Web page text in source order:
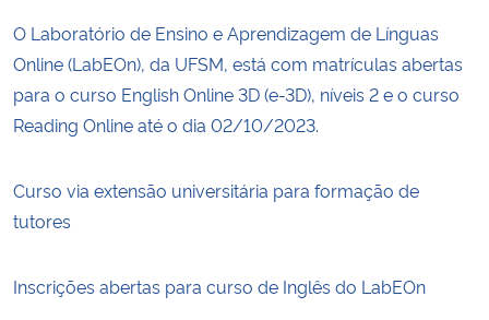
O Laboratório de Ensino e Aprendizagem de Línguas
Online (LabEOn), da UFSM, está com matrículas abertas
para o curso English Online 3D (e-3D), níveis 2 e o curso
Reading Online até o dia 02/10/2023.
Curso via extensão universitária para formação de
tutores
Inscrições abertas para curso de Inglês do LabEOn